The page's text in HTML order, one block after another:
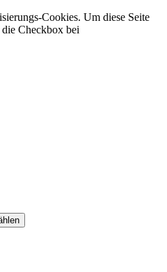
Cookies. Um diese Seite
die Checkbox bei